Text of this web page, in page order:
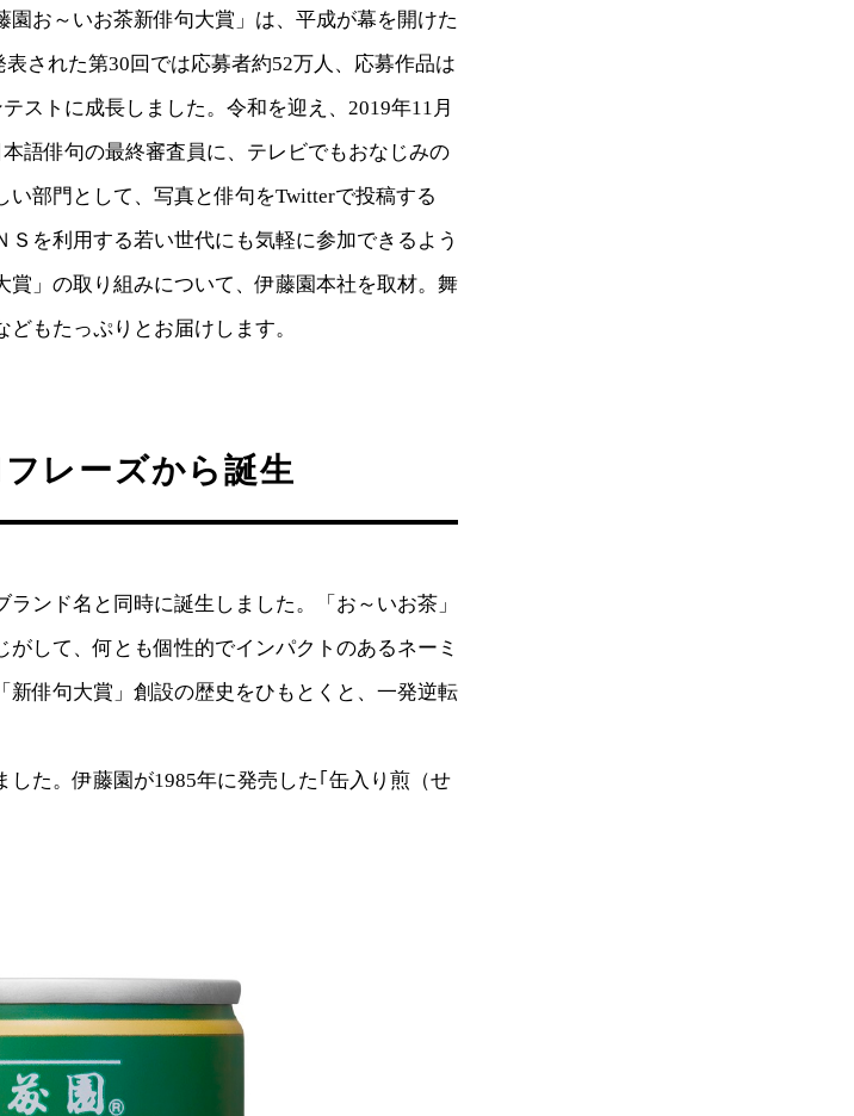
お～いお茶新俳句大賞」は、平成が幕を開けた
された第30回では応募者約52万人、応募作品は
ストに成長しました。令和を迎え、2019年11月
語俳句の最終審査員に、テレビでもおなじみの
部門として、写真と俳句をTwitterで投稿する
Ｓを利用する若い世代にも気軽に参加できるよう
賞」の取り組みについて、伊藤園本社を取材。舞
もたっぷりとお届けします。
フレーズから誕生
ランド名と同時に誕生しました。「お～いお茶」
して、何とも個性的でインパクトのあるネーミ
新俳句大賞」創設の歴史をひもとくと、一発逆転
た。伊藤園が1985年に発売した｢缶入り煎（せ